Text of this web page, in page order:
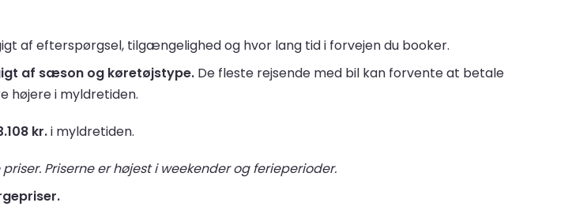
af efterspørgsel, tilgængelighed og hvor lang tid i forvejen du booker.
af sæson og køretøjstype. De fleste rejsende med bil kan forvente at betale
højere i myldretiden.
kr.i myldretiden.
Priserne er højest i weekender og ferieperioder.